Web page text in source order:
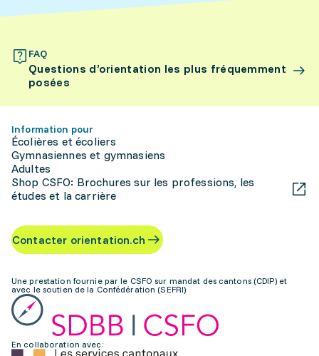
FAQ
Questions d’orientation les plus fréquemment
posées
Information pour
Écolières et écoliers
Gymnasiennes et gymnasiens
Adultes
Shop CSFO: Brochures sur les professions, les
études et la carrière
Contacter orientation.ch
Une prestation fournie par le CSFO sur mandat des cantons (CDIP) et
avec le soutien de la Confédération (SEFRI)
En collaboration avec: